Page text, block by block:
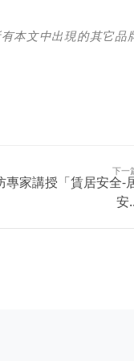
本文中出現的其它品
下一
專家講授「賃居安全-
安